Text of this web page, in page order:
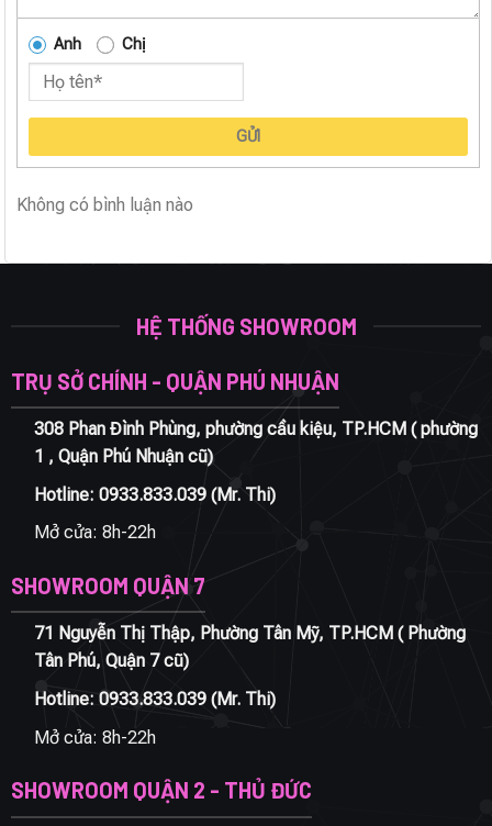
Anh Chị
GỬI
Không có bình luận nào
HỆ THỐNG SHOWROOM
TRỤ SỞ CHÍNH - QUẬN PHÚ NHUẬN
308 Phan Đình Phùng, phường cầu kiệu, TP.HCM ( phường
1 , Quận Phú Nhuận cũ)
Hotline: 0933.833.039(Mr. Thi)
Mở cửa: 8h-22h
SHOWROOM QUẬN 7
71 Nguyễn Thị Thập, Phường Tân Mỹ, TP.HCM ( Phường
Tân Phú, Quận 7 cũ)
Hotline: 0933.833.039(Mr. Thi)
Mở cửa: 8h-22h
SHOWROOM QUẬN 2 - THỦ ĐỨC